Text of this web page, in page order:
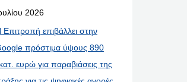
2026
Επιτροπή επιβάλλει στην
πρόστιμα ύψους 890
ευρώ για παραβιάσεις της